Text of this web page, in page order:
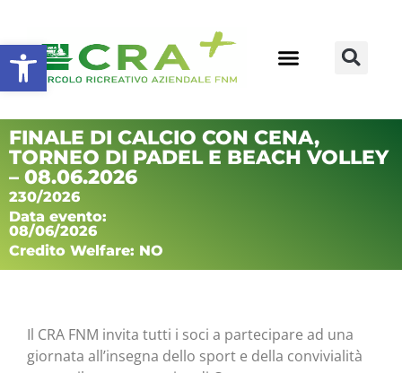
Apri la barra degli strumenti
FINALE DI CALCIO CON CENA,
TORNEO DI PADEL E BEACH VOLLEY
– 08.06.2026
230/2026
Data evento:
08/06/2026
Credito Welfare: NO
Il CRA FNM invita tutti i soci a partecipare ad una
giornata all’insegna dello sport e della convivialità